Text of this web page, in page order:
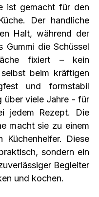
ist gemacht für den
Der handliche
Halt, während der
Gummi die Schüssel
fixiert – kein
beim kräftigen
und formstabil
über viele Jahre - für
jedem Rezept. Die
macht sie zu einem
Küchenhelfer. Diese
sondern ein
Begleiter
und kochen.